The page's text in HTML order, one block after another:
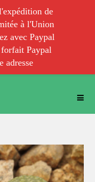
de
à l'Union
avec Paypal
Paypal
adresse